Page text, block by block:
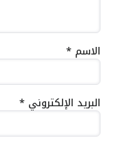
الاسم *
البريد الإلكتروني *